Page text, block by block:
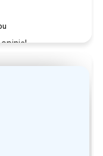
szczęśliwi,
obsługa